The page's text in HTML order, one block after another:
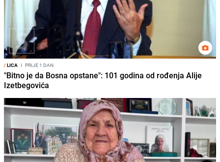
/LICA I PRIJE 1 DAN
"Bitno je da Bosna opstane": 101 godina od rođenja Alije
Izetbegovića